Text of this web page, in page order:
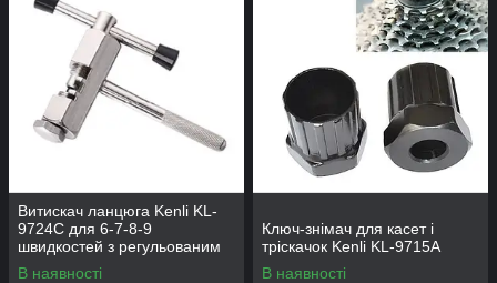
Витискач ланцюга Kenli KL-
9724С для 6-7-8-9
швидкостей з регульованим
упором
В наявності
Ключ-знімач для касет і
тріскачок Kenli KL-9715A
В наявності